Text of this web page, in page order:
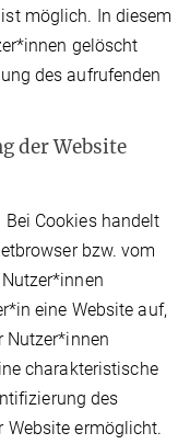
möglich. In diesem
gelöscht
des aufrufenden
der Website
Bei Cookies handelt
bzw. vom
eine Website auf,
Nutzer*innen
charakteristische
des
Website ermöglicht.